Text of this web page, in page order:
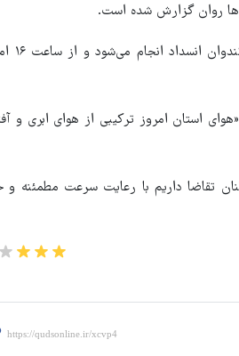
روان گزارش شده است.
سرهنگ عبادی افزود:
استان امروز ترکیبی از هوای ابری و
تقاضا داریم با رعایت سرعت مطمئنه و
پزشکیان: گفت‌وگوها آمریکا
مجبور به همراهی کرد